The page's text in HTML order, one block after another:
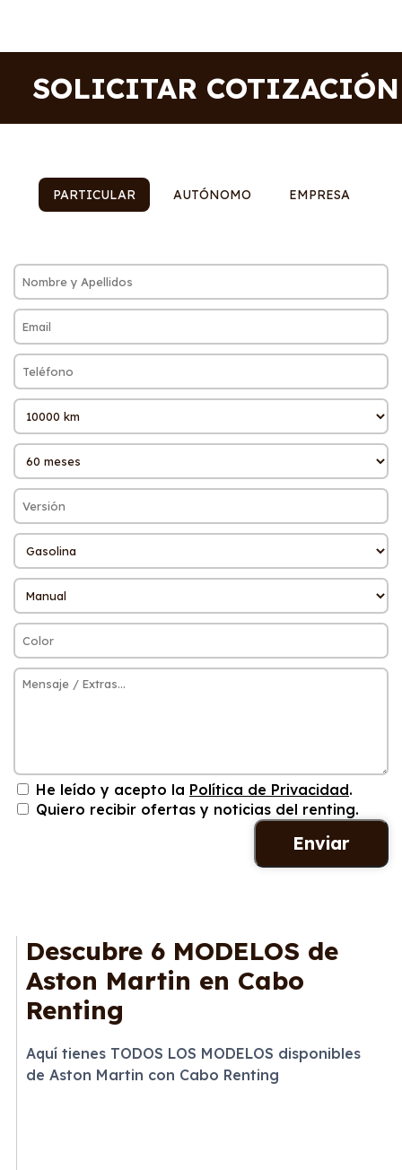
SOLICITAR COTIZACIÓN
PARTICULAR AUTÓNOMO EMPRESA
He leído y acepto la Política de Privacidad.
Quiero recibir ofertas y noticias del renting.
Descubre 6 MODELOS de
Aston Martin en Cabo
Renting
Aquí tienes TODOS LOS MODELOS disponibles
de Aston Martin con Cabo Renting